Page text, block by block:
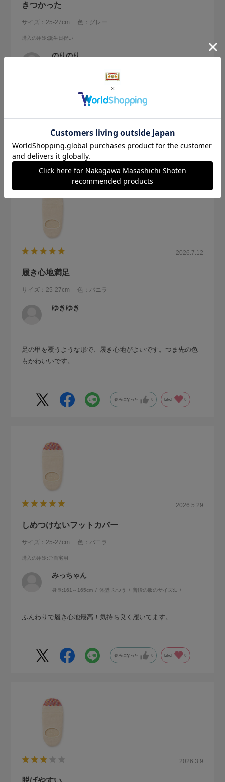
きつかった
サイズ：25-27cm 色：グレー
購入の用途:誕生日祝い
のりのり
旦那さんにプレゼントしました。
足のサイズは26.5です。きつかったそうです。
参考になった 0 Like! 0
2026.7.12
履き心地満足
サイズ：25-27cm 色：バニラ
ゆきゆき
足の甲を覆うような形で、履き心地がよいです。つま先の色
もかわいいです。
参考になった 0 Like! 0
2026.5.29
しめつけないフットカバー
サイズ：25-27cm 色：バニラ
購入の用途:ご自宅用
みっちゃん
身長:161～165cm 体型:ふつう 普段の服のサイズ:L
ふんわりで履き心地最高！気持ち良く履いてます。
参考になった 0 Like! 0
2026.3.9